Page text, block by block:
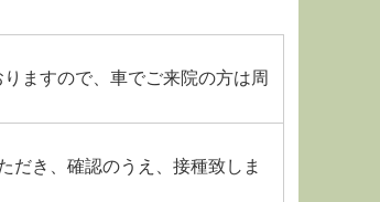
ますので、車でご来院の方は周
だき、確認のうえ、接種致しま